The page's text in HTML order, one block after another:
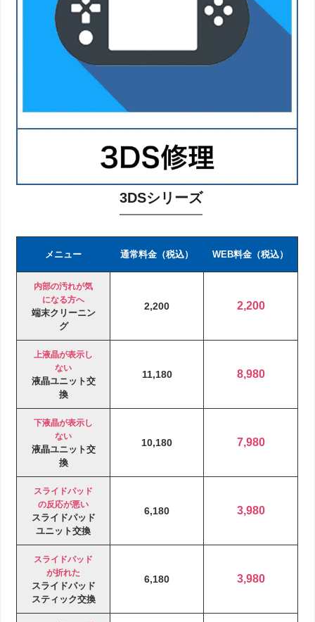
3DSシリーズ
メニュー 通常料金（税込） WEB料金（税込）
内部の汚れが気
になる方へ
端末クリーニン
グ
2,200 2,200
上液晶が表示し
ない
液晶ユニット交
換
11,180 8,980
下液晶が表示し
ない
液晶ユニット交
換
10,180 7,980
スライドパッド
の反応が悪い
スライドパッド
ユニット交換
6,180 3,980
スライドパッド
が折れた
スライドパッド
スティック交換
6,180 3,980